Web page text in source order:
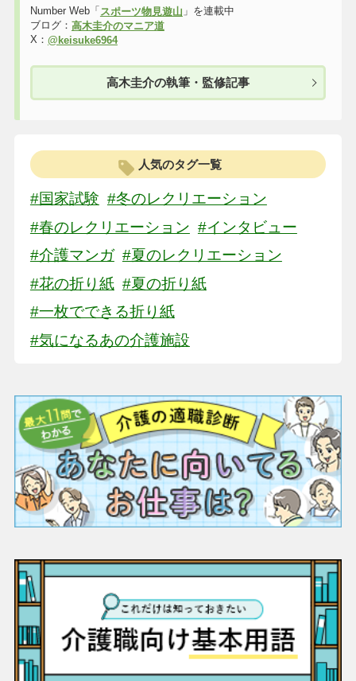
Number Web「 スポーツ物見遊山 」を連載中
ブログ： 高木圭介のマニア道
X： @keisuke6964
高木圭介の執筆・監修記事
人気のタグ一覧
#国家試験 #冬のレクリエーション
#春のレクリエーション #インタビュー
#介護マンガ #夏のレクリエーション
#花の折り紙 #夏の折り紙
#一枚でできる折り紙
#気になるあの介護施設